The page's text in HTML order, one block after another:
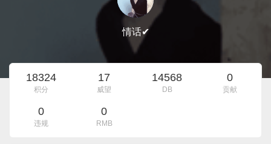
情话✔
18324
积分
17
威望
14568
DB
0
贡献
0
违规
0
RMB